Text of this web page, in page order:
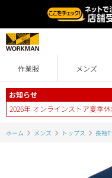
作業服 メンズ
お知らせ
2026年 オンラインストア夏季
ホーム メンズ トップス 長袖